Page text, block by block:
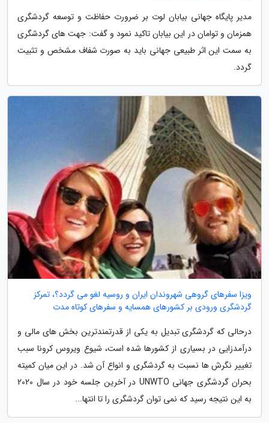
مدیر پایگاه جهانی بیابان لوت بر ضرورت حفاظت و توسعه گردشگری
همزمان و توامان در این بیابان تاکید نمود و گفت: جهت های گردشگری
به سمت این اثر طبیعی جهانی باید به صورت شفاف مشخص و تثبیت
گردد.
ویزا سفرهای گروهی شهروندان ایران و روسیه لغو می گردد؟، تمرکز
گردشگری ورودی بر کشورهای همسایه و سفرهای کوتاه مدت
درحالی که گردشگری تبدیل به یکی از قدرتمندترین بخش های مالی و
درآمدزایی در بسیاری از کشورها شده است، شیوع ویروس کرونا سبب
تغییر نگرش ها نسبت به گردشگری و انواع آن شد. در این میان کمیته
بحران گردشگری جهانی UNWTO در آخرین جلسه خود در سال 2020
به این نتیجه رسید که نمی توان گردشگری را تا انتها...